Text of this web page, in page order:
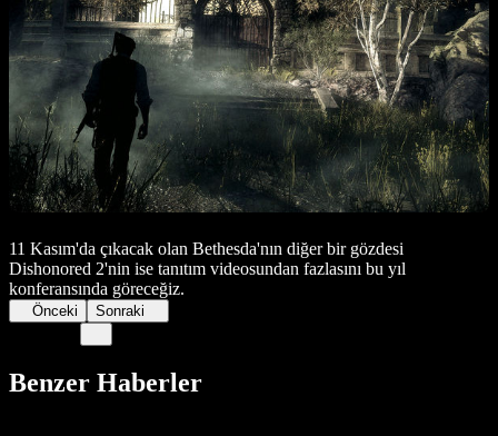
11 Kasım'da çıkacak olan Bethesda'nın diğer bir gözdesi
Dishonored 2'nin ise tanıtım videosundan fazlasını bu yıl
konferansında göreceğiz.
Önceki Sonraki
Benzer Haberler